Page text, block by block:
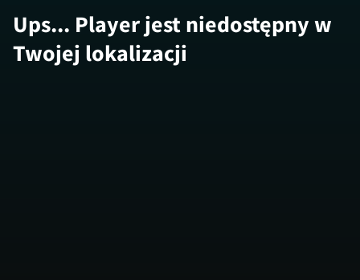
Ups... Player jest niedostępny w
Twojej lokalizacji